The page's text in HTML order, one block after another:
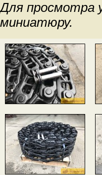
Для просмотра
миниатюру.